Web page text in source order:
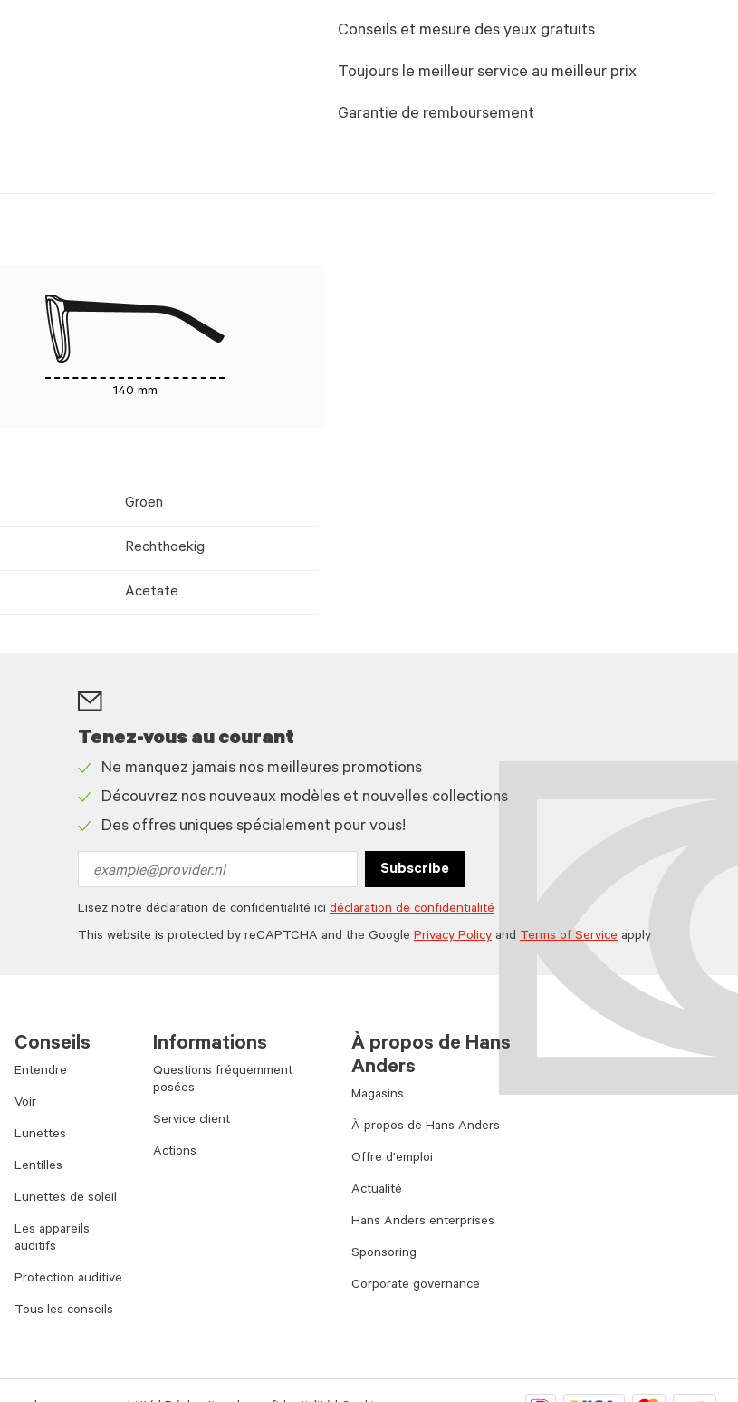
Conseils et mesure des yeux gratuits
Toujours le meilleur service au meilleur prix
Garantie de remboursement
140 mm
Groen
Rechthoekig
Acetate
Tenez-vous au courant
icon
Ne manquez jamais nos meilleures promotions
icon
Découvrez nos nouveaux modèles et nouvelles collections
Des offres uniques spécialement pour vous!
address
Subscribe
Lisez notre déclaration de confidentialité ici déclaration de confidentialité
This website is protected by reCAPTCHA and the Google Privacy Policy and Terms of Service apply
Conseils
Entendre
Voir
Lunettes
Lentilles
Lunettes de soleil
Les appareils
auditifs
Protection auditive
Tous les conseils
Informations
Questions fréquemment
posées
Service client
Actions
À propos de Hans
Anders
Magasins
À propos de Hans Anders
Offre d'emploi
Actualité
Hans Anders enterprises
Sponsoring
Corporate governance